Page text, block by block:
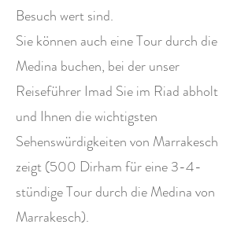
Besuch wert sind.
Sie können auch eine Tour durch die
Medina buchen, bei der unser
Reiseführer Imad Sie im Riad abholt
und Ihnen die wichtigsten
Sehenswürdigkeiten von Marrakesch
zeigt (500 Dirham für eine 3-4-
stündige Tour durch die Medina von
Marrakesch).